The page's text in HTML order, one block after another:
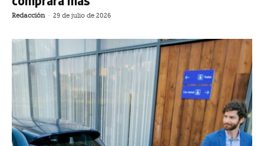
Redacción - 29 de julio de 2026